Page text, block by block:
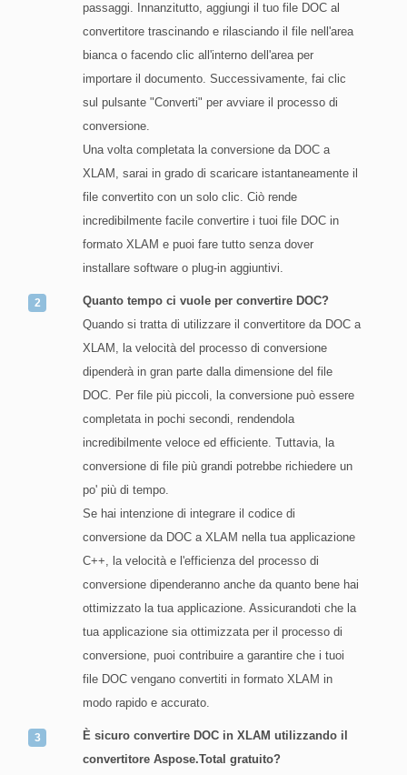
passaggi. Innanzitutto, aggiungi il tuo file DOC al
convertitore trascinando e rilasciando il file nell'area
bianca o facendo clic all'interno dell'area per
importare il documento. Successivamente, fai clic
sul pulsante "Converti" per avviare il processo di
conversione.
Una volta completata la conversione da DOC a
XLAM, sarai in grado di scaricare istantaneamente il
file convertito con un solo clic. Ciò rende
incredibilmente facile convertire i tuoi file DOC in
formato XLAM e puoi fare tutto senza dover
installare software o plug-in aggiuntivi.
Quanto tempo ci vuole per convertire DOC?
Quando si tratta di utilizzare il convertitore da DOC a
XLAM, la velocità del processo di conversione
dipenderà in gran parte dalla dimensione del file
DOC. Per file più piccoli, la conversione può essere
completata in pochi secondi, rendendola
incredibilmente veloce ed efficiente. Tuttavia, la
conversione di file più grandi potrebbe richiedere un
po' più di tempo.
Se hai intenzione di integrare il codice di
conversione da DOC a XLAM nella tua applicazione
C++, la velocità e l'efficienza del processo di
conversione dipenderanno anche da quanto bene hai
ottimizzato la tua applicazione. Assicurandoti che la
tua applicazione sia ottimizzata per il processo di
conversione, puoi contribuire a garantire che i tuoi
file DOC vengano convertiti in formato XLAM in
modo rapido e accurato.
È sicuro convertire DOC in XLAM utilizzando il
convertitore Aspose.Total gratuito?